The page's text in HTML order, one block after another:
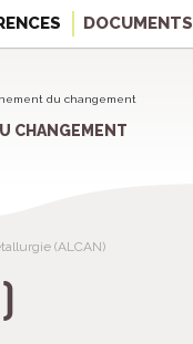
DOCUMENTS
CHANGEMENT
(ALCAN)